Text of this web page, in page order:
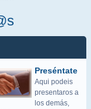
Preséntate
Aqui podeis
presentaros a
los demás,